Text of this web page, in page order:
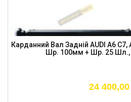
Карданний Вал Задній AUDI A6
Шр. 100мм + Шр. 25 Шл.,
24 400,00